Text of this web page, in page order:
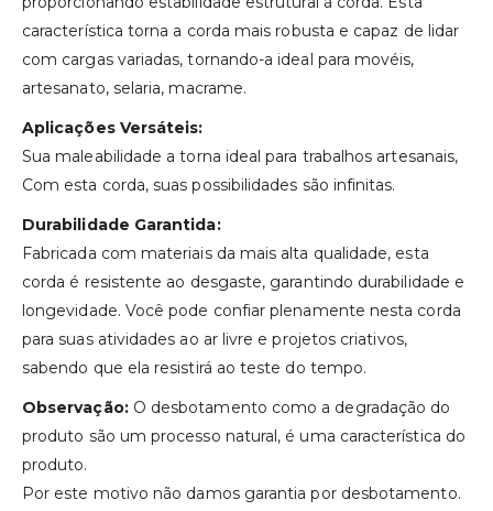
característica torna a corda mais robusta e capaz de lidar
com cargas variadas, tornando-a ideal para movéis,
artesanato, selaria, macrame.
Aplicações Versáteis:
Sua maleabilidade a torna ideal para trabalhos artesanais,
Com esta corda, suas possibilidades são infinitas.
Durabilidade Garantida:
Fabricada com materiais da mais alta qualidade, esta
corda é resistente ao desgaste, garantindo durabilidade e
longevidade. Você pode confiar plenamente nesta corda
para suas atividades ao ar livre e projetos criativos,
sabendo que ela resistirá ao teste do tempo.
Observação:O desbotamento como a degradação do
produto são um processo natural, é uma característica do
produto.
Por este motivo não damos garantia por desbotamento.